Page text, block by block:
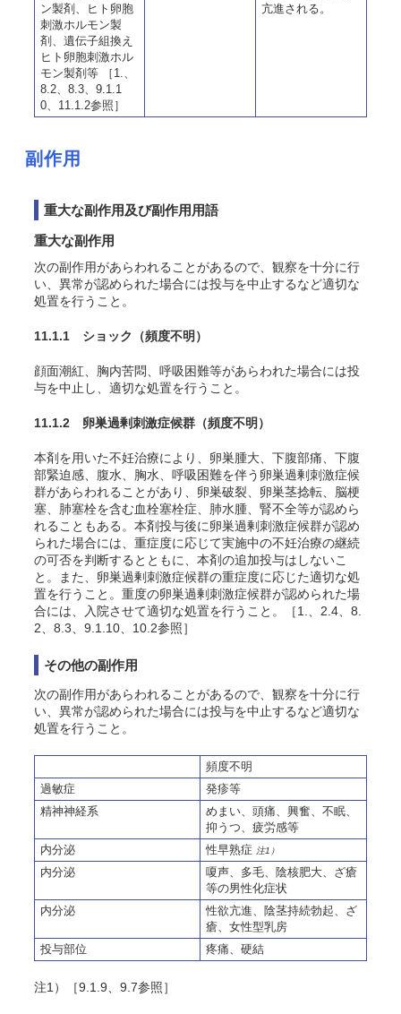
ン製剤、ヒト卵胞
刺激ホルモン製
剤、遺伝子組換え
ヒト卵胞刺激ホル
モン製剤等 ［1.、
8.2、8.3、9.1.1
0、11.1.2参照］
亢進される。
副作用
重大な副作用及び副作用用語
重大な副作用
次の副作用があらわれることがあるので、観察を十分に行
い、異常が認められた場合には投与を中止するなど適切な
処置を行うこと。
11.1.1 ショック （頻度不明）
顔面潮紅、胸内苦悶、呼吸困難等があらわれた場合には投
与を中止し、適切な処置を行うこと。
11.1.2 卵巣過剰刺激症候群 （頻度不明）
本剤を用いた不妊治療により、 卵巣腫大、下腹部痛、下腹
部緊迫感、腹水、胸水 、呼吸困難を伴う卵巣過剰刺激症候
群があらわれることがあり、卵巣破裂、卵巣茎捻転、脳梗
塞、肺塞栓を含む血栓塞栓症、肺水腫、腎不全等が認めら
れることもある。本剤投与後に卵巣過剰刺激症候群が認め
られた場合には、重症度に応じて実施中の不妊治療の継続
の可否を判断するとともに、本剤の追加投与はしないこ
と。また、卵巣過剰刺激症候群の重症度に応じた適切な処
置を行うこと。重度の卵巣過剰刺激症候群が認められた場
合には、入院させて適切な処置を行うこと。［1.、2.4、8.
2、8.3、9.1.10、10.2参照］
その他の副作用
次の副作用があらわれることがあるので、観察を十分に行
い、異常が認められた場合には投与を中止するなど適切な
処置を行うこと。
頻度不明
過敏症
発疹等
精神神経系
めまい、頭痛、興奮、不眠、
抑うつ、疲労感等
内分泌
性早熟症 注1）
内分泌
嗄声、多毛、陰核肥大、ざ瘡
等の男性化症状
内分泌
性欲亢進、陰茎持続勃起、ざ
瘡、女性型乳房
投与部位
疼痛、硬結
注1）［9.1.9、9.7参照］